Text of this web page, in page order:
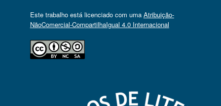
Este trabalho está licenciado com uma Atribuição-
NãoComercial-CompartilhaIgual 4.0 Internacional